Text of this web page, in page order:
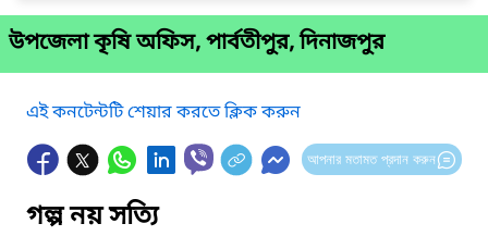
উপজেলা কৃষি অফিস, পার্বতীপুর, দিনাজপুর
এই কনটেন্টটি শেয়ার করতে ক্লিক করুন
আপনার মতামত প্রদান করুন
গল্প নয় সত্যি